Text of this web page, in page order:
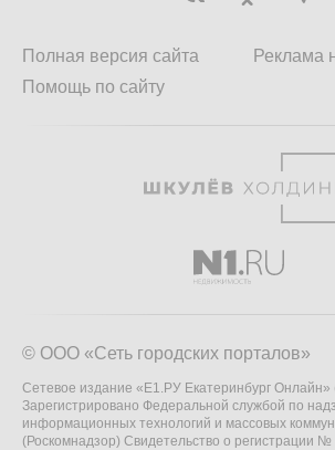
Полная версия сайта
Помощь по сайту
Реклама
© ООО «Сеть городских порталов»
Сетевое издание «Е1.РУ Екатеринбург Онлайн»
Зарегистрировано Федеральной службой по
информационных технологий и массовых
(Роскомнадзор) Свидетельство о регистрации